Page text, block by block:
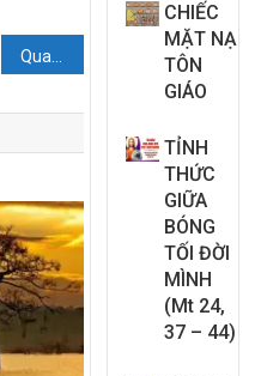
Quan niệm của thánh Augustinô về ý nghĩa thực sự của bình an
CHIẾC
MẶT NẠ
TÔN
GIÁO
TỈNH
THỨC
GIỮA
BÓNG
TỐI ĐỜI
MÌNH
(Mt 24,
37 – 44)